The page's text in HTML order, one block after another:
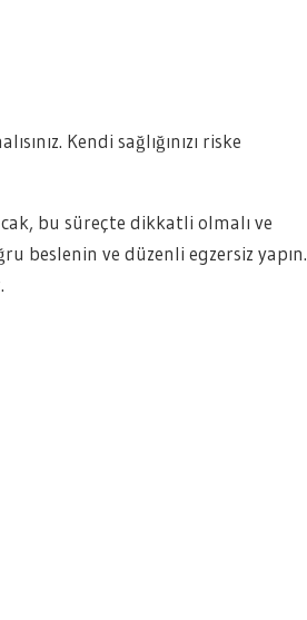
Kendi sağlığınızı riske
bu süreçte dikkatli olmalı ve
beslenin ve düzenli egzersiz yapın.